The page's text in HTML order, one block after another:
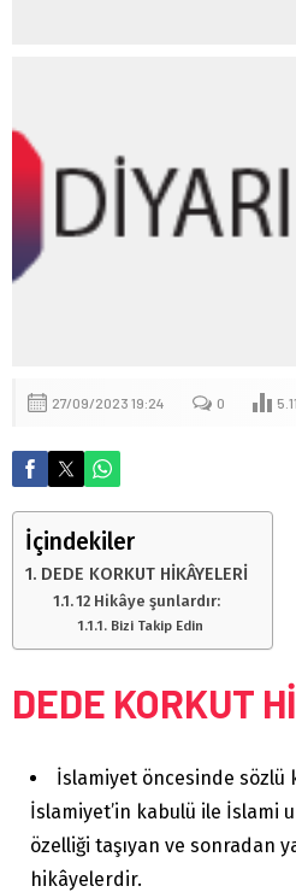
27/09/2023 19:24 0
İçindekiler
DEDE KORKUT HİKÂYELERİ
12 Hikâye şunlardır:
Bizi Takip Edin
DEDE KORKUT
İslamiyet öncesinde sözlü
İslamiyet’in kabulü ile İslami
özelliği taşıyan ve sonradan
hikâyelerdir.